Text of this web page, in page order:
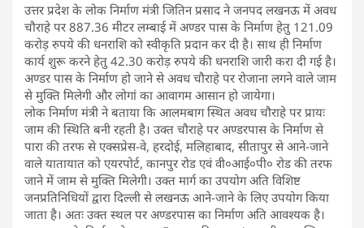
उत्तर प्रदेश के लोक निर्माण मंत्री जितिन प्रसाद ने जनपद लखनऊ में अवध
चौराहे पर 887.36 मीटर लम्बाई में अण्डर पास के निर्माण हेतु 121.09
करोड़ रुपये की धनराशि को स्वीकृति प्रदान कर दी है। साथ ही निर्माण
कार्य शुरू करने हेतु 42.30 करोड़ रुपये की धनराशि जारी करा दी गई है।
अण्डर पास के निर्माण हो जाने से अवध चौराहे पर रोजाना लगने वाले जाम
से मुक्ति मिलेगी और लोगां का आवागम आसान हो जायेगा।
लोक निर्माण मंत्री ने बताया कि आलमबाग स्थित अवध चौराहे पर प्रायः
जाम की स्थिति बनी रहती है। उक्त चौराहे पर अण्डरपास के निर्माण से
पारा की तरफ से एक्सप्रेस-वे, हरदोई, मलिहाबाद, सीतापुर से आने-जाने
वाले यातायात को एयरपोर्ट, कानपुर रोड एवं वी०आई०पी० रोड की तरफ
जाने में जाम से मुक्ति मिलेगी। उक्त मार्ग का उपयोग अति विशिष्ट
जनप्रतिनिधियों द्वारा दिल्ली से लखनऊ आने-जाने के लिए उपयोग किया
जाता है। अतः उक्त स्थल पर अण्डरपास का निर्माण अति आवश्यक है।